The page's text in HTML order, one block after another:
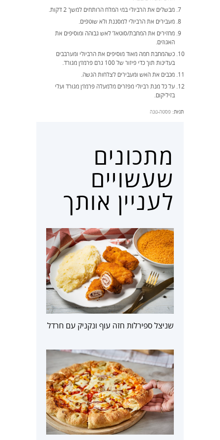
מבשלים את הרביולי במי המלח הרותחים למשך 2 דקות.
מעבירים את הרביולי למסננת ולא שוטפים.
מחזירים את המחבת/סוטאז’ לאש גבוהה ומוסיפים את
האגוזים.
כשהמחבת חמה מאוד מוסיפים את הרביולי ומערבבים
בעדינות תוך כדי פיזור של 100 גרם פרמז׳ן מגורד.
מכבים את האש ומעבירים לצלחות הגשה.
על כל מנת רביולי מפזרים מלמעלה פרמז׳ן מגורד ועלי
בזיליקום.
תגיות: פסטה-נונה
מתכונים
שעשויים
לעניין אותך
שניצל ספירלות חזה עוף ונקניק עם חרדל